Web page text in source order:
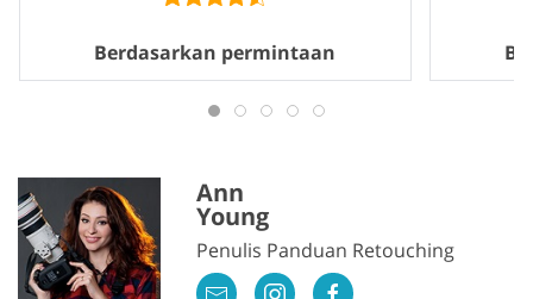
Berdasarkan permintaan
Ann
Young
Penulis Panduan Retouching